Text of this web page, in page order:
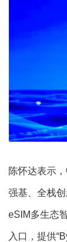
陈怀达表示
强基、全栈创
eSIM多生态
入口，提供